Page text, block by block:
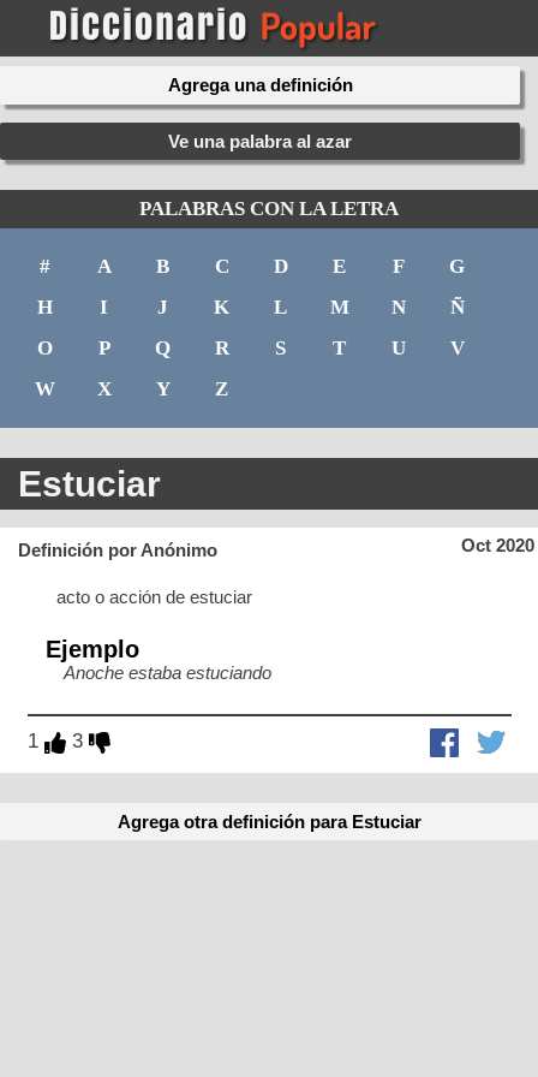
Agrega una definición
Ve una palabra al azar
PALABRAS CON LA LETRA
# A B C D E F
G
H
I J K L M N
Ñ
O
P Q R S T U
V
W
X Y Z
Estuciar
Oct 2020
Definición por Anónimo
acto o acción de estuciar
Ejemplo
Anoche estaba estuciando
1 3
Agrega otra definición para Estuciar